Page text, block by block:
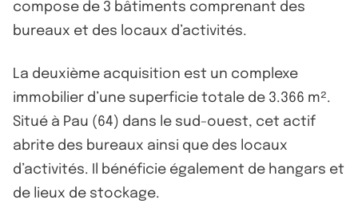
compose de 3 bâtiments comprenant des
bureaux et des locaux d’activités.
La deuxième acquisition est un complexe
immobilier d’une superficie totale de 3.366 m².
Situé à Pau (64) dans le sud-ouest, cet actif
abrite des bureaux ainsi que des locaux
d’activités. Il bénéficie également de hangars et
de lieux de stockage.